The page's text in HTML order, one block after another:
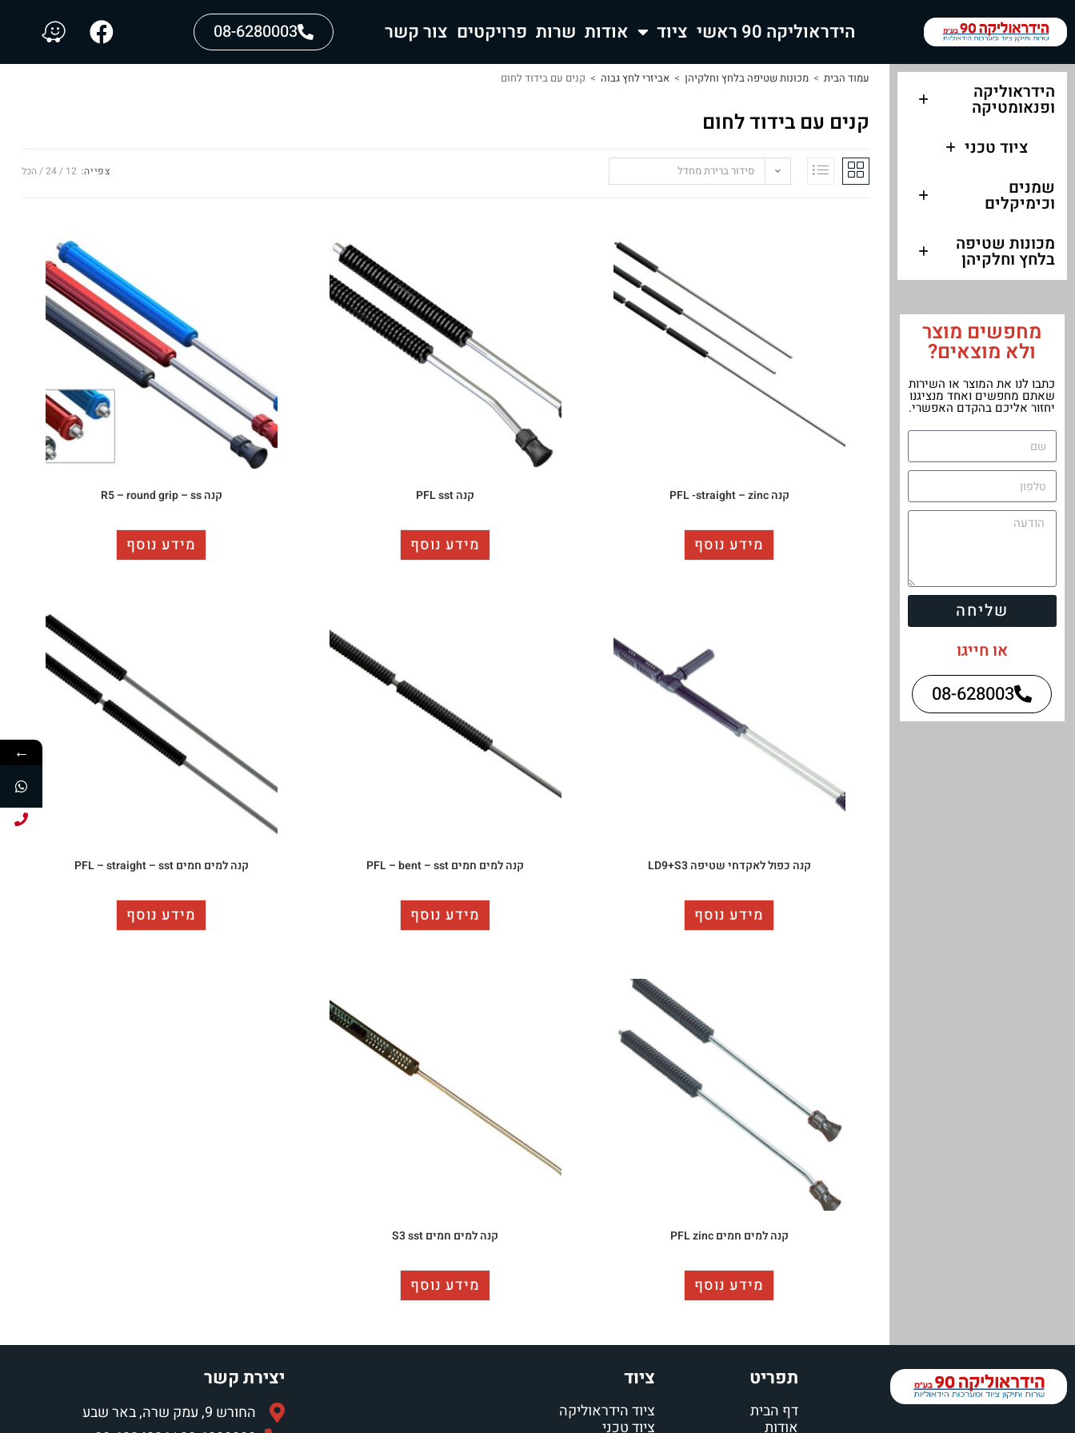
הידראוליקה 90 ראשי ציוד אודות שרות פרויקטים צור קשר 08-6280003
הידראוליקה
ופנאומטיקה
ציוד טכני
שמנים
וכימיקלים
מכונות שטיפה
בלחץ וחלקיהן
מחפשים מוצר
ולא מוצאים?
כתבו לנו את המוצר או השירות
שאתם מחפשים ואחד מנציגנו
יחזור אליכם בהקדם האפשרי.
שליחה
או חייגו
08-628003
עמוד הבית > מכונות שטיפה בלחץ וחלקיהן > אביזרי לחץ גבוה > קנים עם בידוד לחום
קנים עם בידוד לחום
סידור ברירת מחדל צפייה: 12
24 הכל
קנה PFL -straight – zinc
מידע נוסף
קנה PFL sst
מידע נוסף
קנה R5 – round grip – ss
מידע נוסף
קנה כפול לאקדחי שטיפה LD9+S3
מידע נוסף
קנה למים חמים PFL – bent – sst
מידע נוסף
קנה למים חמים PFL – straight – sst
מידע נוסף
קנה למים חמים PFL zinc
מידע נוסף
קנה למים חמים S3 sst
מידע נוסף
תפריט
דף הבית
אודות
ציוד
ציוד הידראוליקה
ציוד טכני
יצירת קשר
החורש 9, עמק שרה, באר שבע
←